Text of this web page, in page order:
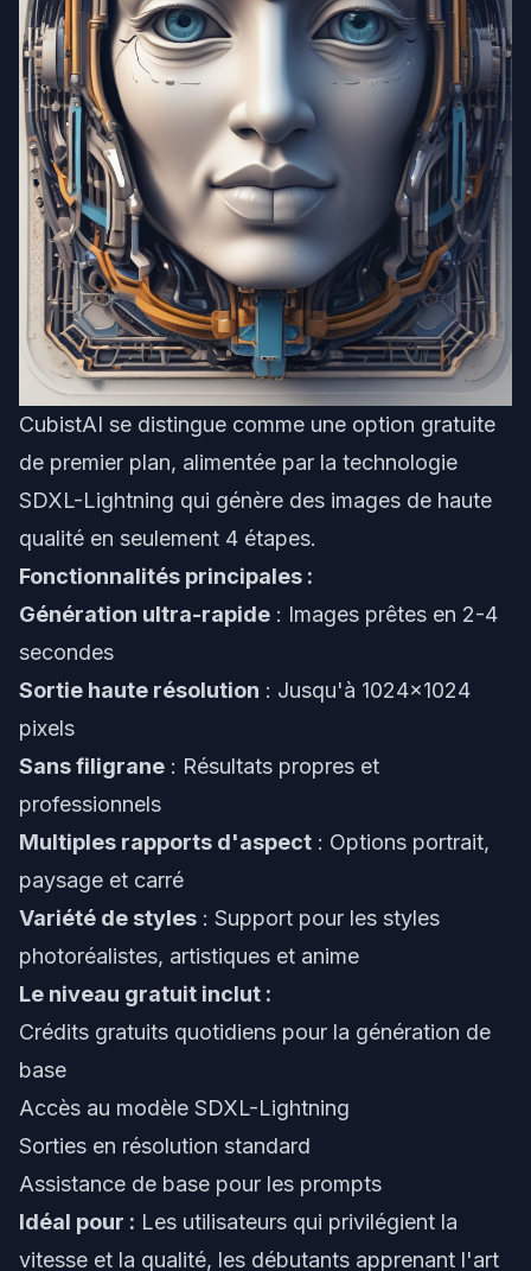
CubistAI se distingue comme une option gratuite
de premier plan, alimentée par la technologie
SDXL-Lightning qui génère des images de haute
qualité en seulement 4 étapes.
Fonctionnalités principales :
Génération ultra-rapide : Images prêtes en 2-4
secondes
Sortie haute résolution : Jusqu'à 1024x1024
pixels
Sans filigrane : Résultats propres et
professionnels
Multiples rapports d'aspect : Options portrait,
paysage et carré
Variété de styles : Support pour les styles
photoréalistes, artistiques et anime
Le niveau gratuit inclut :
Crédits gratuits quotidiens pour la génération de
base
Accès au modèle SDXL-Lightning
Sorties en résolution standard
Assistance de base pour les prompts
Idéal pour : Les utilisateurs qui privilégient la
vitesse et la qualité, les débutants apprenant l'art